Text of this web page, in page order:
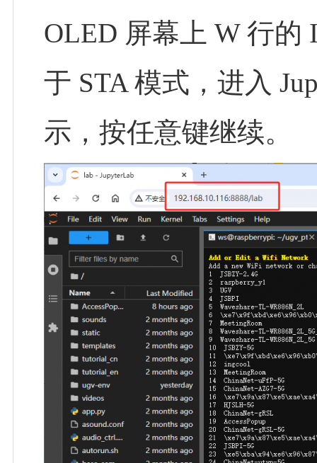
OLED 屏幕上 W 行的
于 STA 模式，进入
示，按任意键继续。